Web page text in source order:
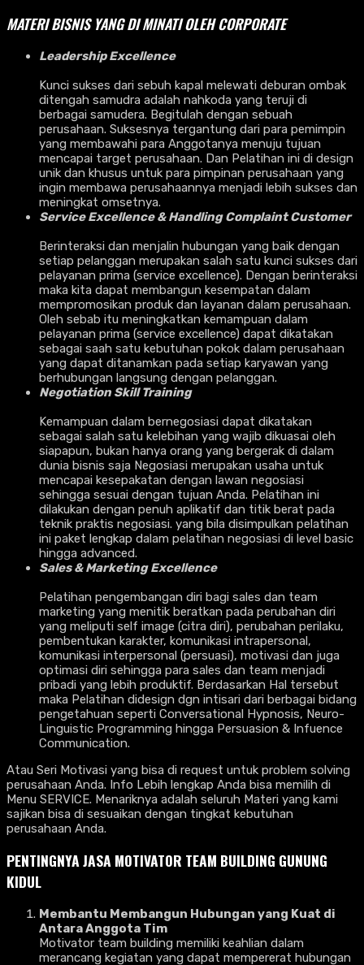
MATERI BISNIS YANG DI MINATI OLEH CORPORATE
Leadership Excellence
Kunci sukses dari sebuh kapal melewati deburan ombak
ditengah samudra adalah nahkoda yang teruji di
berbagai samudera. Begitulah dengan sebuah
perusahaan. Suksesnya tergantung dari para pemimpin
yang membawahi para Anggotanya menuju tujuan
mencapai target perusahaan. Dan Pelatihan ini di design
unik dan khusus untuk para pimpinan perusahaan yang
ingin membawa perusahaannya menjadi lebih sukses dan
meningkat omsetnya.
Service Excellence & Handling Complaint Customer
Berinteraksi dan menjalin hubungan yang baik dengan
setiap pelanggan merupakan salah satu kunci sukses dari
pelayanan prima (service excellence). Dengan berinteraksi
maka kita dapat membangun kesempatan dalam
mempromosikan produk dan layanan dalam perusahaan.
Oleh sebab itu meningkatkan kemampuan dalam
pelayanan prima (service excellence) dapat dikatakan
sebagai saah satu kebutuhan pokok dalam perusahaan
yang dapat ditanamkan pada setiap karyawan yang
berhubungan langsung dengan pelanggan.
Negotiation Skill Training
Kemampuan dalam bernegosiasi dapat dikatakan
sebagai salah satu kelebihan yang wajib dikuasai oleh
siapapun, bukan hanya orang yang bergerak di dalam
dunia bisnis saja Negosiasi merupakan usaha untuk
mencapai kesepakatan dengan lawan negosiasi
sehingga sesuai dengan tujuan Anda. Pelatihan ini
dilakukan dengan penuh aplikatif dan titik berat pada
teknik praktis negosiasi. yang bila disimpulkan pelatihan
ini paket lengkap dalam pelatihan negosiasi di level basic
hingga advanced.
Sales & Marketing Excellence
Pelatihan pengembangan diri bagi sales dan team
marketing yang menitik beratkan pada perubahan diri
yang meliputi self image (citra diri), perubahan perilaku,
pembentukan karakter, komunikasi intrapersonal,
komunikasi interpersonal (persuasi), motivasi dan juga
optimasi diri sehingga para sales dan team menjadi
pribadi yang lebih produktif. Berdasarkan Hal tersebut
maka Pelatihan didesign dgn intisari dari berbagai bidang
pengetahuan seperti Conversational Hypnosis, Neuro-
Linguistic Programming hingga Persuasion & Infuence
Communication.
Atau Seri Motivasi yang bisa di request untuk problem solving
perusahaan Anda. Info Lebih lengkap Anda bisa memilih di
Menu SERVICE. Menariknya adalah seluruh Materi yang kami
sajikan bisa di sesuaikan dengan tingkat kebutuhan
perusahaan Anda.
PENTINGNYAJASA MOTIVATOR TEAM BUILDING GUNUNG
KIDUL
Membantu Membangun Hubungan yang Kuat di
Antara Anggota Tim
Motivator team building memiliki keahlian dalam
merancang kegiatan yang dapat mempererat hubungan